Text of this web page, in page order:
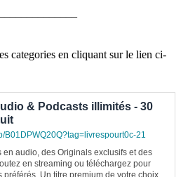
categories en cliquant sur le lien ci-
& Podcasts illimités - 30
B01DPWQ20Q?tag=livrespourt0c-21
en audio, des Originals exclusifs et des
en streaming ou téléchargez pour
préférés. Un titre premium de votre choix